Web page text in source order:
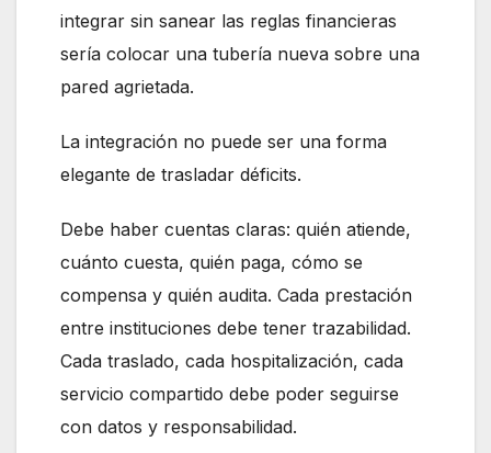
integrar sin sanear las reglas financieras
sería colocar una tubería nueva sobre una
pared agrietada.
La integración no puede ser una forma
elegante de trasladar déficits.
Debe haber cuentas claras: quién atiende,
cuánto cuesta, quién paga, cómo se
compensa y quién audita. Cada prestación
entre instituciones debe tener trazabilidad.
Cada traslado, cada hospitalización, cada
servicio compartido debe poder seguirse
con datos y responsabilidad.